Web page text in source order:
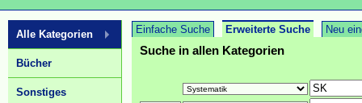
Einfache Suche Erweiterte Suche Neu
Suche in allen Kategorien
Alle Kategorien
Bücher
Sonstiges